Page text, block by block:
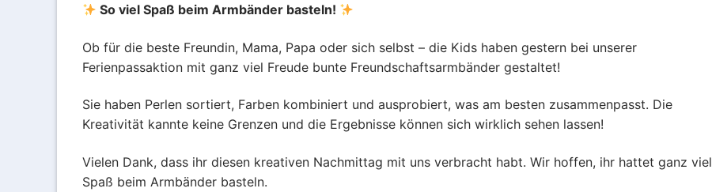
Der Kirchenvorstand
Der Pfarrgemeinderat
Wir sind für Sie da
Institutionelle Schutzkonzept (ISK)
Bildergalerie
Gruppen und Aktivitäten
Jugend-Veranstaltungs-Infos
So viel Spaß beim Armbänder basteln!
Ob für die beste Freundin, Mama, Papa oder sich selbst – die Kids haben gestern bei unserer
Ferienpassaktion mit ganz viel Freude bunte Freundschaftsarmbänder gestaltet!
Sie haben Perlen sortiert, Farben kombiniert und ausprobiert, was am besten zusammenpasst. Die
Kreativität kannte keine Grenzen und die Ergebnisse können sich wirklich sehen lassen!
Vielen Dank, dass ihr diesen kreativen Nachmittag mit uns verbracht habt. Wir hoffen, ihr hattet ganz viel
Spaß beim Armbänder basteln.